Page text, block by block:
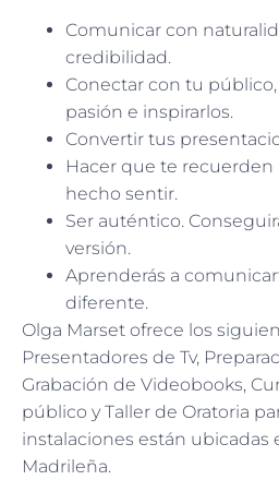
Comunicar con
credibilidad.
Conectar con tu
pasión e inspirarlos.
Convertir tus
Hacer que te recuerden
hecho sentir.
Ser auténtico.
versión.
Aprenderás a
diferente.
Olga Marset ofrece los
Presentadores de Tv,
Grabación de Videobooks,
público y Taller de Oratoria
instalaciones están ubicadas
Madrileña.